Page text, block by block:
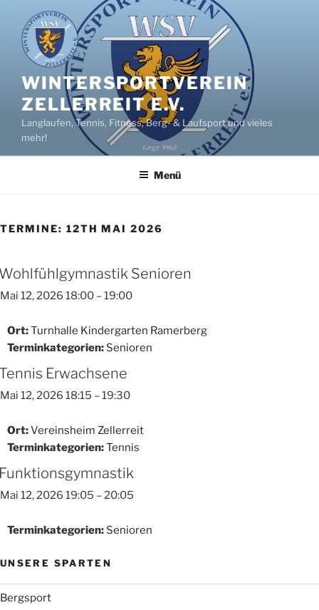
Inhalt
springen
WINTERSPORTVEREIN
ZELLERREIT E.V.
Langlaufen, Tennis, Fitness, Berg- & Laufsport und vieles
mehr!
Menü
TERMINE: 12TH MAI 2026
Senioren
Mai 12, 2026 18:00 –19:00
Ort:Turnhalle Kindergarten Ramerberg
Terminkategorien: Senioren
Erwachsene
Mai 12, 2026 18:15 –19:30
Ort:Vereinsheim Zellerreit
Terminkategorien:Tennis
Mai 12, 2026 19:05 –20:05
Terminkategorien: Senioren
UNSERE SPARTEN
Bergsport